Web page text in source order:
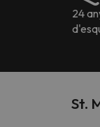
24
St.